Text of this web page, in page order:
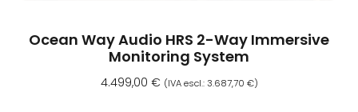
Ocean Way Audio HRS 2-Way Immersive
Monitoring System
4.499,00 € (IVA escl.: 3.687,70 €)